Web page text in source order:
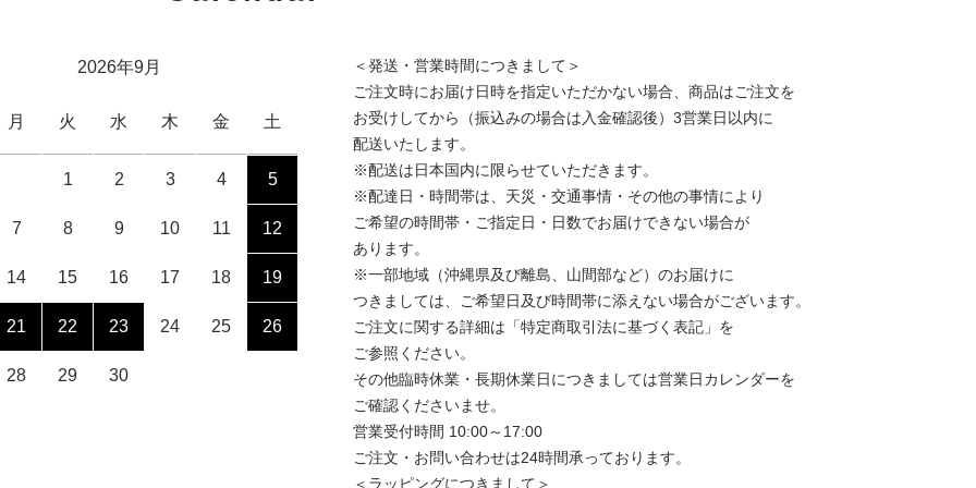
2026年9月
月 火 水 木 金 土
1 2 3 4 5
7 8 9 10 11 12
14 15 16 17 18 19
21 22 23 24 25 26
28 29 30
＜発送・営業時間につきまして＞
ご注文時にお届け日時を指定いただかない場合、商品はご注文を
お受けしてから（振込みの場合は入金確認後）3営業日以内に
配送いたします。
※配送は日本国内に限らせていただきます。
※配達日・時間帯は、天災・交通事情・その他の事情により
ご希望の時間帯・ご指定日・日数でお届けできない場合が
あります。
※一部地域（沖縄県及び離島、山間部など）のお届けに
つきましては、ご希望日及び時間帯に添えない場合がございます。
ご注文に関する詳細は「特定商取引法に基づく表記」を
ご参照ください。
その他臨時休業・長期休業日につきましては営業日カレンダーを
ご確認くださいませ。
営業受付時間 10:00～17:00
ご注文・お問い合わせは24時間承っております。
＜ラッピングにつきまして＞